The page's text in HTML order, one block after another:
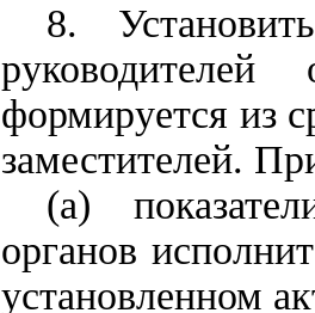
8.
формируется из
заместителей.
(а)
органов
установленном